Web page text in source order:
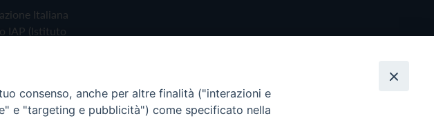
Italiana
IAP (Istituto
consenso, anche per altre finalità ("interazioni e
e "targeting e pubblicità") come specificato nella